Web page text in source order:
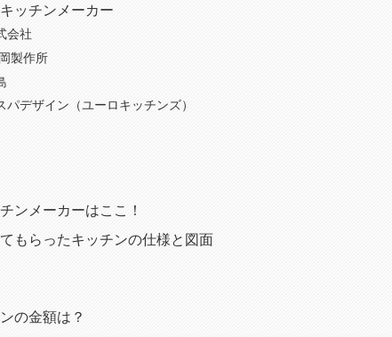
ッチンメーカー
会社
製作所
パデザイン（ユーロキッチンズ）
ンメーカーはここ！
もらったキッチンの仕様と図面
の金額は？